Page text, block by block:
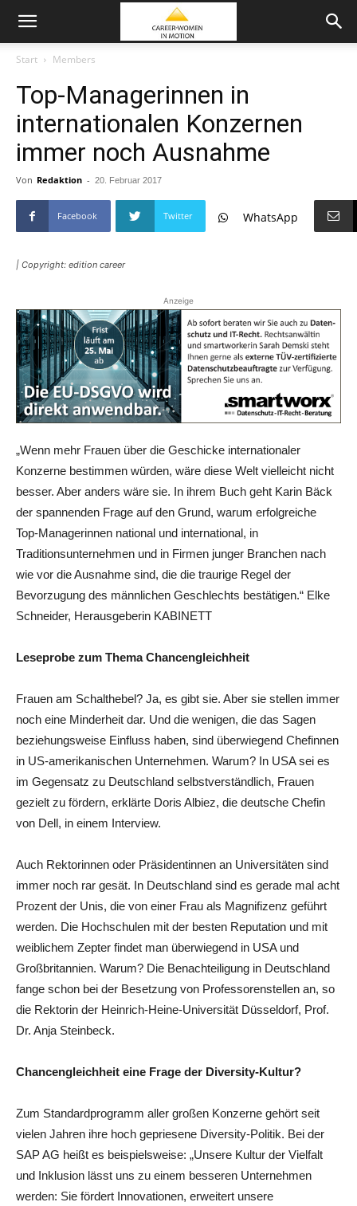
Start Members
Top-Managerinnen in
internationalen Konzernen
immer noch Ausnahme
Von Redaktion - 20. Februar 2017
Facebook Twitter WhatsApp
| Copyright: edition career
Anzeige
„Wenn mehr Frauen über die Geschicke internationaler
Konzerne bestimmen würden, wäre diese Welt vielleicht nicht
besser. Aber anders wäre sie. In ihrem Buch geht Karin Bäck
der spannenden Frage auf den Grund, warum erfolgreiche
Top-Managerinnen national und international, in
Traditionsunternehmen und in Firmen junger Branchen nach
wie vor die Ausnahme sind, die die traurige Regel der
Bevorzugung des männlichen Geschlechts bestätigen.“ Elke
Schneider, Herausgeberin KABINETT
Leseprobe zum Thema Chancengleichheit
Frauen am Schalthebel? Ja, es gibt sie. Aber sie stellen immer
noch eine Minderheit dar. Und die wenigen, die das Sagen
beziehungsweise Einfluss haben, sind überwiegend Chefinnen
in US-amerikanischen Unternehmen. Warum? In USA sei es
im Gegensatz zu Deutschland selbstverständlich, Frauen
gezielt zu fördern, erklärte Doris Albiez, die deutsche Chefin
von Dell, in einem Interview.
Auch Rektorinnen oder Präsidentinnen an Universitäten sind
immer noch rar gesät. In Deutschland sind es gerade mal acht
Prozent der Unis, die von einer Frau als Magnifizenz geführt
werden. Die Hochschulen mit der besten Reputation und mit
weiblichem Zepter findet man überwiegend in USA und
Großbritannien. Warum? Die Benachteiligung in Deutschland
fange schon bei der Besetzung von Professorenstellen an, so
die Rektorin der Heinrich-Heine-Universität Düsseldorf, Prof.
Dr. Anja Steinbeck.
Chancengleichheit eine Frage der Diversity-Kultur?
Zum Standardprogramm aller großen Konzerne gehört seit
vielen Jahren ihre hoch gepriesene Diversity-Politik. Bei der
SAP AG heißt es beispielsweise: „Unsere Kultur der Vielfalt
und Inklusion lässt uns zu einem besseren Unternehmen
werden: Sie fördert Innovationen, erweitert unsere